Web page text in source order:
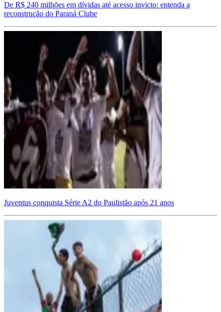
De R$ 240 milhões em dívidas até acesso invicto: entenda a
reconstrução do Paraná Clube
Juventus conquista Série A2 do Paulistão após 21 anos